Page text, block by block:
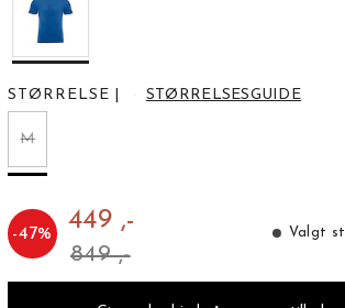
STØRRELSE STØRRELSESGUIDE
M
-47% 449 ,-
849 ,-
Valgt